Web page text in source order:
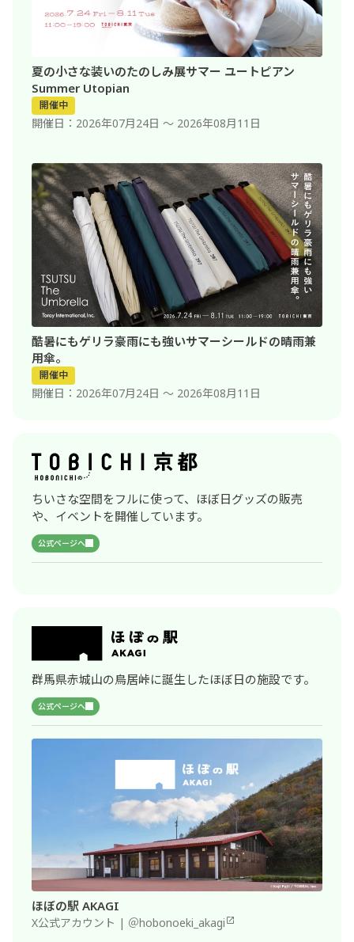
夏の小さな装いのたのしみ展サマー ユートピアン
Summer Utopian
開催中
開催日 2026年07月24日 〜 2026年08月11日
酷暑にもゲリラ豪雨にも強いサマーシールドの晴雨兼
用傘。
開催中
開催日 2026年07月24日 〜 2026年08月11日
ちいさな空間をフルに使って、ほぼ日グッズの販売
や、イベントを開催しています。
公式ページへ
群馬県赤城山の鳥居峠に誕生したほぼ日の施設です。
公式ページへ
ほぼの駅 AKAGI
X公式アカウント | ＠hobonoeki_akagi